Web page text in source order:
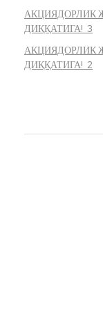
АКЦИЯДОРЛИК
ДИҚҚАТИГА! 3
АКЦИЯДОРЛИК
ДИҚҚАТИГА! 2